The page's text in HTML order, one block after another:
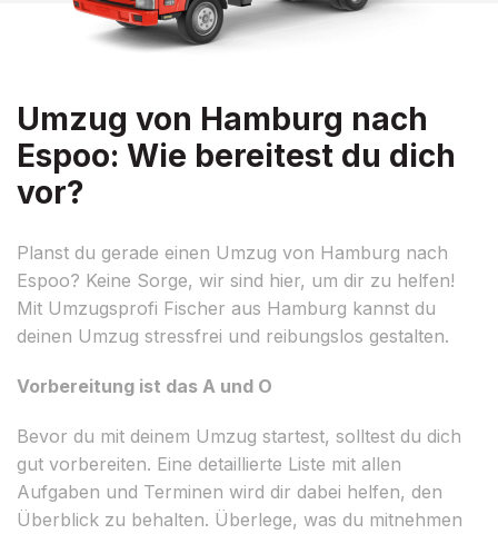
Umzug von Hamburg nach
Espoo: Wie bereitest du dich
vor?
Planst du gerade einen Umzug von Hamburg nach
Espoo? Keine Sorge, wir sind hier, um dir zu helfen!
Mit Umzugsprofi Fischer aus Hamburg kannst du
deinen Umzug stressfrei und reibungslos gestalten.
Vorbereitung ist das A und O
Bevor du mit deinem Umzug startest, solltest du dich
gut vorbereiten. Eine detaillierte Liste mit allen
Aufgaben und Terminen wird dir dabei helfen, den
Überblick zu behalten. Überlege, was du mitnehmen